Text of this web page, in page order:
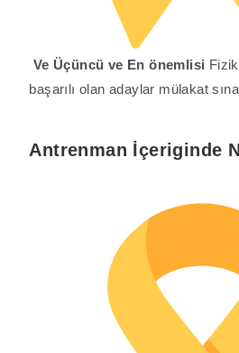
Ve Üçüncü ve En önemlisi
başarılı olan adaylar mülakat
Antrenman İçeriginde